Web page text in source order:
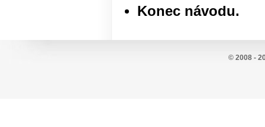
Konec návodu.
© 2008 -